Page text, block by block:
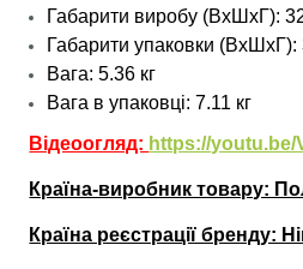
Габарити виробу (ВхШхГ):
Габарити упаковки (ВхШхГ):
Вага: 5.36 кг
Вага в упаковці: 7.11 кг
Відеоогляд: https://youtu.be/
Країна-виробник товару:
Країна реєстрації бренду: